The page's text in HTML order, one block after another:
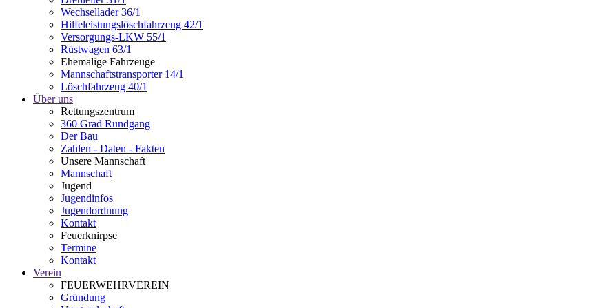
Wechsellader 36/1
Hilfeleistungslöschfahrzeug 42/1
Versorgungs-LKW 55/1
Rüstwagen 63/1
Ehemalige Fahrzeuge
Mannschaftstransporter 14/1
Löschfahrzeug 40/1
Über uns
Rettungszentrum
360 Grad Rundgang
Der Bau
Zahlen - Daten - Fakten
Unsere Mannschaft
Mannschaft
Jugend
Jugendinfos
Jugendordnung
Kontakt
Feuerknirpse
Termine
Kontakt
Verein
FEUERWEHRVEREIN
Gründung